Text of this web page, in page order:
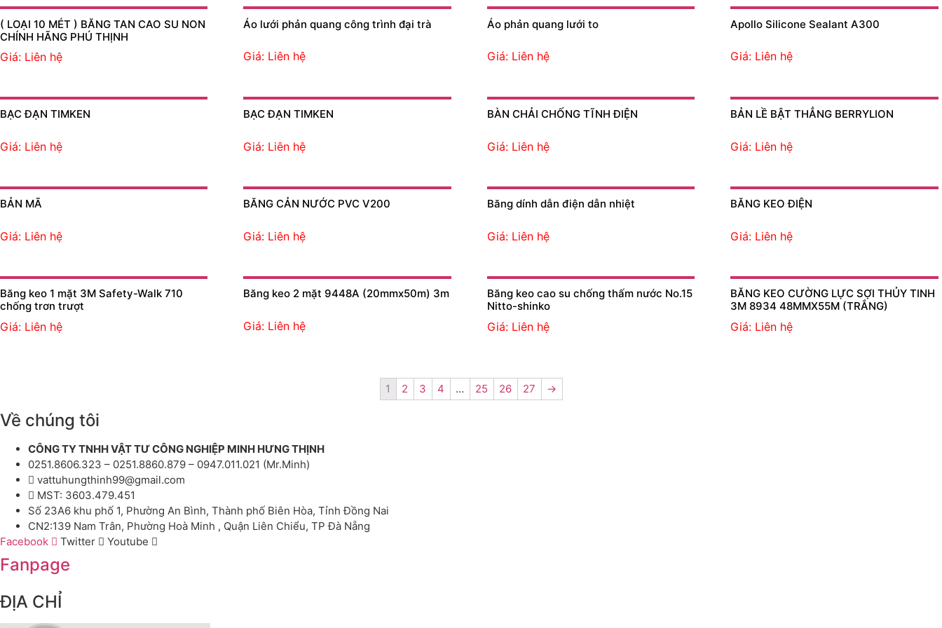
( LOẠI 10 MÉT ) BĂNG TAN CAO SU NON
CHÍNH HÃNG PHÚ THỊNH
Giá: Liên hệ
Áo lưới phản quang công trình đại trà
Giá: Liên hệ
Áo phản quang lưới to
Giá: Liên hệ
Apollo Silicone Sealant A300
Giá: Liên hệ
BẠC ĐẠN TIMKEN
Giá: Liên hệ
BẠC ĐẠN TIMKEN
Giá: Liên hệ
BÀN CHẢI CHỐNG TĨNH ĐIỆN
Giá: Liên hệ
BẢN LỀ BẬT THẲNG BERRYLION
Giá: Liên hệ
BẢN MÃ
Giá: Liên hệ
BĂNG CẢN NƯỚC PVC V200
Giá: Liên hệ
Băng dính dẫn điện dẫn nhiệt
Giá: Liên hệ
BĂNG KEO ĐIỆN
Giá: Liên hệ
Băng keo 1 mặt 3M Safety-Walk 710
chống trơn trượt
Giá: Liên hệ
Băng keo 2 mặt 9448A (20mmx50m) 3m
Giá: Liên hệ
Băng keo cao su chống thấm nước No.15
Nitto-shinko
Giá: Liên hệ
BĂNG KEO CƯỜNG LỰC SỢI THỦY TINH
3M 8934 48MMX55M (TRẮNG)
Giá: Liên hệ
1 2 3 4 … 25 26 27 →
Về chúng tôi
CÔNG TY TNHH VẬT TƯ CÔNG NGHIỆP MINH HƯNG THỊNH
0251.8606.323 – 0251.8860.879 – 0947.011.021 (Mr.Minh)
vattuhungthinh99@gmail.com
MST: 3603.479.451
Số 23A6 khu phố 1, Phường An Bình, Thành phố Biên Hòa, Tỉnh Đồng Nai
CN2:139 Nam Trân, Phường Hoà Minh , Quận Liên Chiểu, TP Đà Nẵng
Facebook
Twitter Youtube
Fanpage
ĐỊA CHỈ